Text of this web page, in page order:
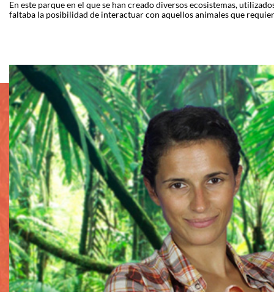
En este parque en el que se han creado diversos ecosistemas,
faltaba la posibilidad de interactuar con aquellos animales que